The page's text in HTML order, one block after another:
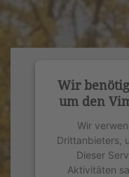
Wir
um den
Wir
Drittanbieters,
Dieser
Aktivitäten